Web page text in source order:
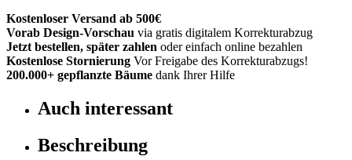
Kostenloser Versand ab 500€
Vorab Design-Vorschau via gratis digitalem Korrekturabzug
Jetzt bestellen, später zahlen oder einfach online bezahlen
Kostenlose Stornierung Vor Freigabe des Korrekturabzugs!
200.000+ gepflanzte Bäume dank Ihrer Hilfe
Auch interessant
Beschreibung